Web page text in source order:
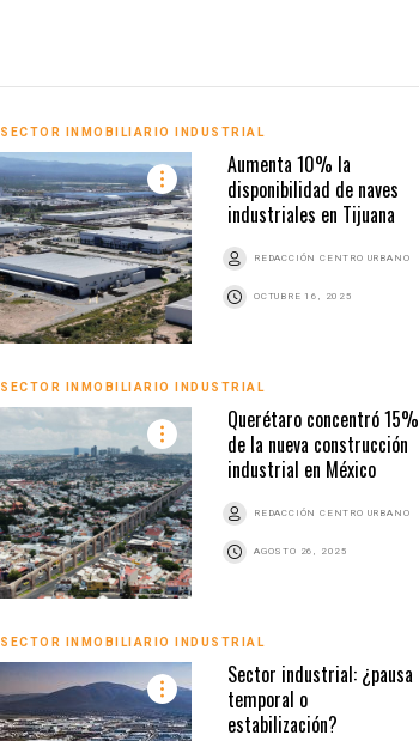
SECTOR INMOBILIARIO INDUSTRIAL
Aumenta 10% la
disponibilidad de naves
industriales en Tijuana
REDACCIÓN CENTRO URBANO
OCTUBRE 16, 2025
SECTOR INMOBILIARIO INDUSTRIAL
Querétaro concentró 15%
de la nueva construcción
industrial en México
REDACCIÓN CENTRO URBANO
AGOSTO 26, 2025
SECTOR INMOBILIARIO INDUSTRIAL
Sector industrial: ¿pausa
temporal o
estabilización?